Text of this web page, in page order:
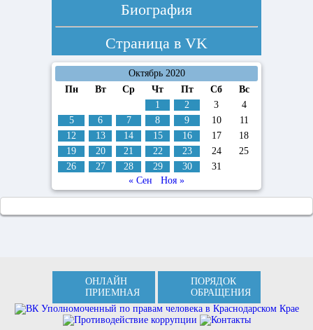
Биография
Страница в VK
Октябрь 2020
Пн
Вт Ср Чт Пт Сб
Вс
1
2 3
4
5
6 7 8 9 10
11
12
13 14 15 16 17
18
19
20 21 22 23 24
25
26
27 28 29 30
31
« Сен
Ноя »
ОНЛАЙН
ПРИЕМНАЯ
ПОРЯДОК
ОБРАЩЕНИЯ